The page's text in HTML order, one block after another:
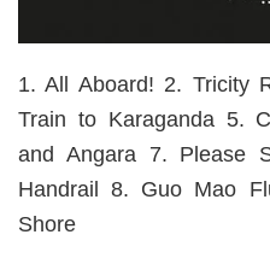
1. All Aboard! 2. Tricity
Train to Karaganda 5.
and Angara 7. Please
Handrail 8. Guo Mao
Shore